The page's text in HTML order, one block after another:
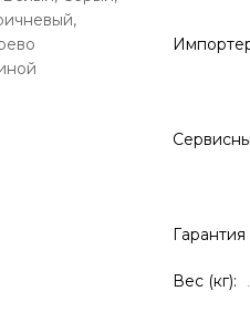
Вес (кг)